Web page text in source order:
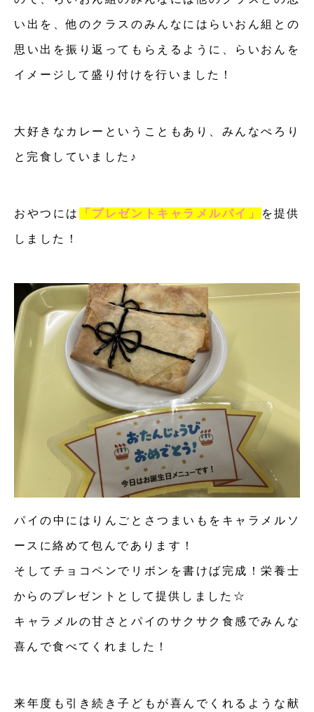
い出を、他のクラスのみんなにはらいおん組との
思い出を振り返ってもらえるように、らいおんを
イメージして盛り付けを行いました！
大好きなカレーということもあり、みんなぺろり
と完食していました♪
おやつには 「プレゼントキャラメルパイ」 を提供
しました！
パイの中にはりんごとさつまいもをキャラメルソ
ースに絡めて包んであります！
そしてチョコペンでリボンを書けば完成！栄養士
からのプレゼントとして提供しました☆
キャラメルの甘さとパイのサクサク食感でみんな
喜んで食べてくれました！
来年度も引き続き子どもが喜んでくれるような献